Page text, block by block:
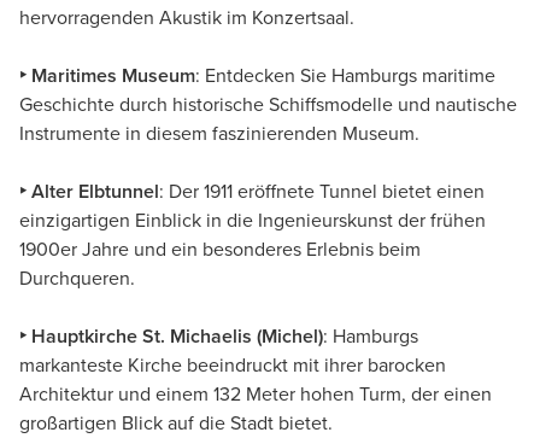
hervorragenden Akustik im Konzertsaal.
‣ Maritimes Museum: Entdecken Sie Hamburgs maritime
Geschichte durch historische Schiffsmodelle und nautische
Instrumente in diesem faszinierenden Museum.
‣ Alter Elbtunnel: Der 1911 eröffnete Tunnel bietet einen
einzigartigen Einblick in die Ingenieurskunst der frühen
1900er Jahre und ein besonderes Erlebnis beim
Durchqueren.
‣ Hauptkirche St. Michaelis (Michel): Hamburgs
markanteste Kirche beeindruckt mit ihrer barocken
Architektur und einem 132 Meter hohen Turm, der einen
großartigen Blick auf die Stadt bietet.